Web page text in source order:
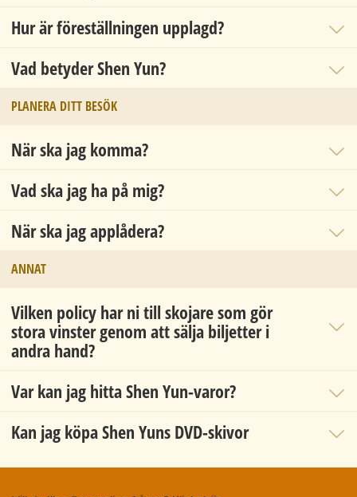
Hur är föreställningen upplagd?
Vad betyder Shen Yun?
PLANERA DITT BESÖK
När ska jag komma?
Vad ska jag ha på mig?
När ska jag applådera?
ANNAT
Vilken policy har ni till skojare som gör
stora vinster genom att sälja biljetter i
andra hand?
Var kan jag hitta Shen Yun-varor?
Kan jag köpa Shen Yuns DVD-skivor